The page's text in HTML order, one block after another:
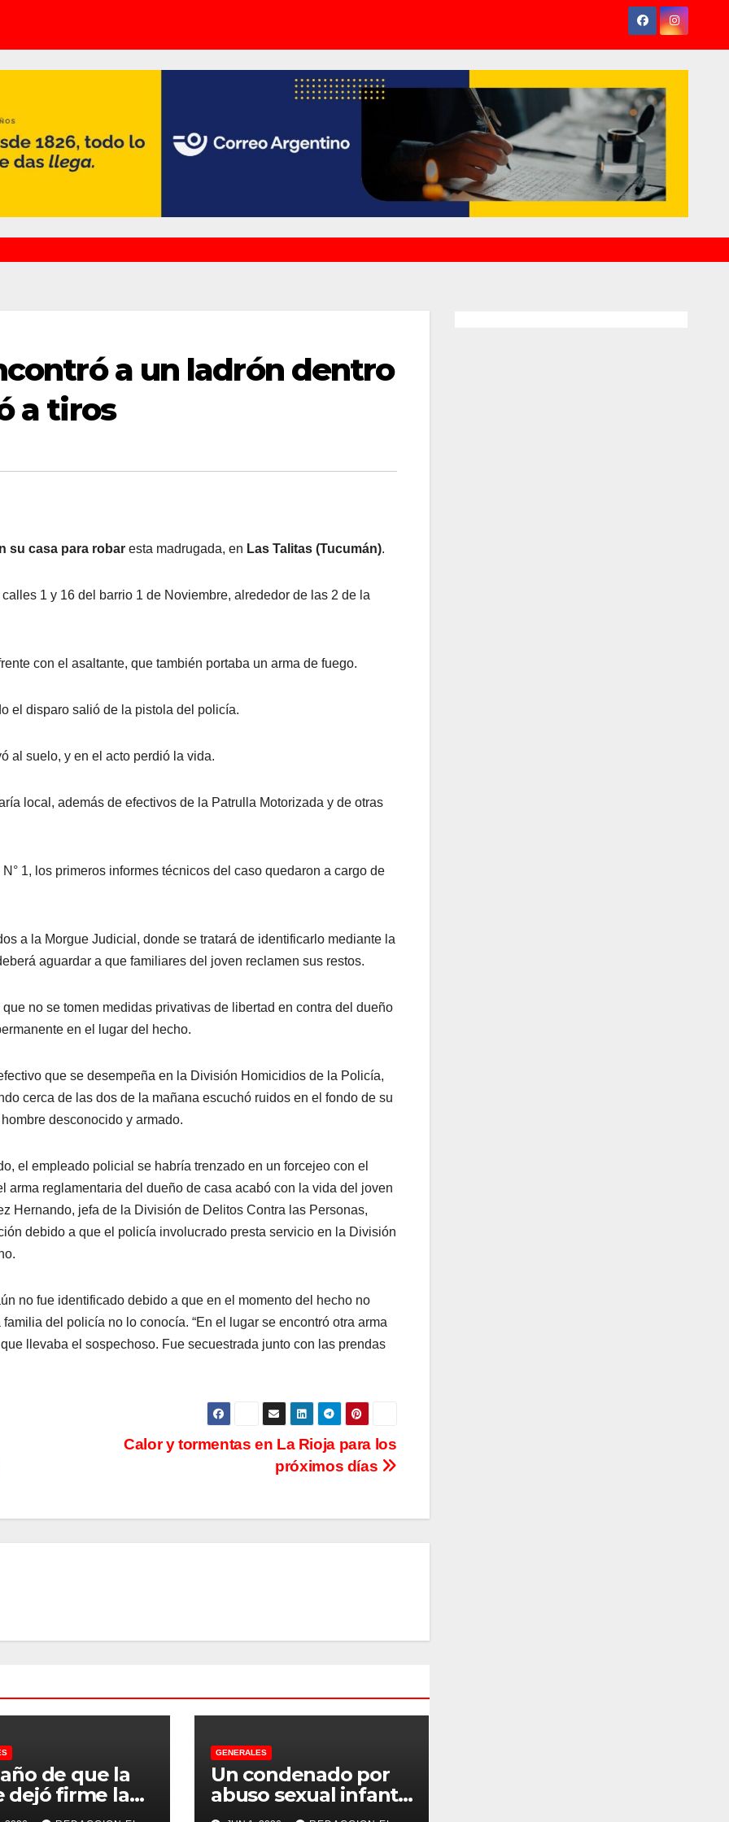
a un ladrón dentro
a tiros
su casa para robar esta madrugada, en Las Talitas (Tucumán).
1 y 16 del barrio 1 de Noviembre, alrededor de las 2 de la
con el asaltante, que también portaba un arma de fuego.
el disparo salió de la pistola del policía.
al suelo, y en el acto perdió la vida.
local, además de efectivos de la Patrulla Motorizada y de otras
1, los primeros informes técnicos del caso quedaron a cargo de
a la Morgue Judicial, donde se tratará de identificarlo mediante la
aguardar a que familiares del joven reclamen sus restos.
no se tomen medidas privativas de libertad en contra del dueño
en el lugar del hecho.
que se desempeña en la División Homicidios de la Policía,
cerca de las dos de la mañana escuchó ruidos en el fondo de su
desconocido y armado.
el empleado policial se habría trenzado en un forcejeo con el
arma reglamentaria del dueño de casa acabó con la vida del joven
Hernando, jefa de la División de Delitos Contra las Personas,
debido a que el policía involucrado presta servicio en la División
no fue identificado debido a que en el momento del hecho no
del policía no lo conocía. “En el lugar se encontró otra arma
llevaba el sospechoso. Fue secuestrada junto con las prendas
Calor y tormentas en La Rioja para los
próximos días
de que la
dejó firme la
la Justicia
GENERALES
Un condenado por
abuso sexual infantil
se recibió de